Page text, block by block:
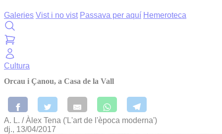
Galeries Vist i no vist Passava per aquí Hemeroteca
Cultura
Orcau i Çanou, a Casa de la Vall
A. L. / Àlex Tena ('L'art de l'època moderna')
dj., 13/04/2017